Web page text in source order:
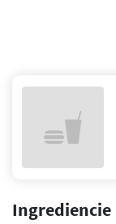
Ingrediencie